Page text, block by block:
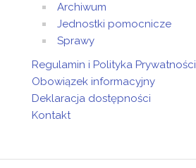
Archiwum
Jednostki pomocnicze
Sprawy
Regulamin i Polityka Prywatności
Obowiązek informacyjny
Deklaracja dostępności
Kontakt